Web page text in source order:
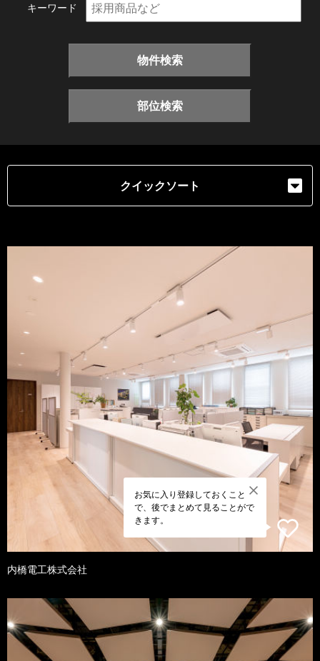
キーワード
物件検索
部位検索
クイックソート
お気に入り登録しておくこと
で、後でまとめて見ることがで
きます。
内橋電工株式会社